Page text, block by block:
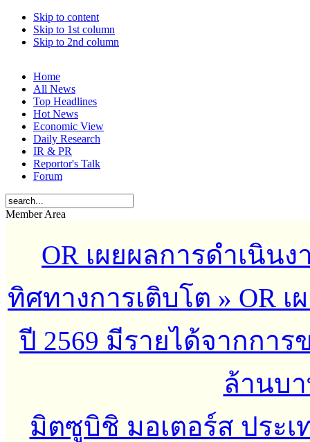
Skip to content
Skip to 1st column
Skip to 2nd column
Home
All News
Top Headlines
Hot News
Economic View
Daily Research
IR & PR
Reportor's Talk
Forum
Member Area
OR เผยผลการดำเนิน
ทิศทางการเติบโต » OR
ปี 2569 มีรายได้จากการ
ล้านบ
มิตซูบิชิ มอเตอร์ส ประเ